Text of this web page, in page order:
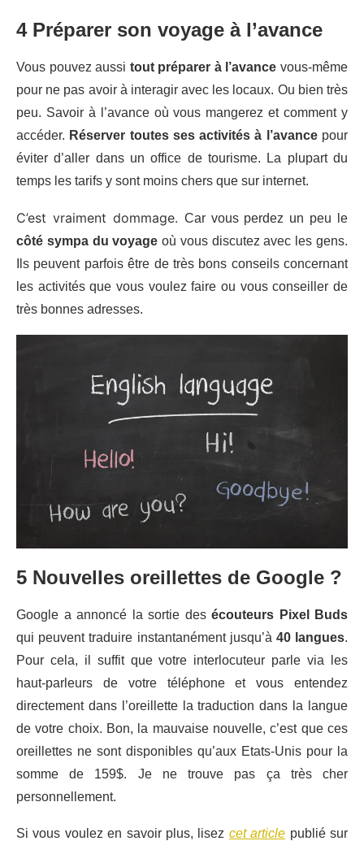
4 Préparer son voyage à l’avance
Vous pouvez aussi tout préparer à l’avance vous-même
pour ne pas avoir à interagir avec les locaux. Ou bien très
peu. Savoir à l’avance où vous mangerez et comment y
accéder. Réserver toutes ses activités à l’avancepour
éviter d’aller dans un office de tourisme. La plupart du
temps les tarifs y sont moins chers que sur internet.
C’est vraiment dommage. Car vous perdez un peu le
côté sympa du voyage où vous discutez avec les gens.
Ils peuvent parfois être de très bons conseils concernant
les activités que vous voulez faire ou vous conseiller de
très bonnes adresses.
5 Nouvelles oreillettes de Google ?
Google a annoncé la sortie des écouteurs Pixel Buds
qui peuvent traduire instantanément jusqu’à 40 langues.
Pour cela, il suffit que votre interlocuteur parle via les
haut-parleurs de votre téléphone et vous entendez
directement dans l’oreillette la traduction dans la langue
de votre choix. Bon, la mauvaise nouvelle, c’est que ces
oreillettes ne sont disponibles qu’aux Etats-Unis pour la
somme de 159$. Je ne trouve pas ça très cher
personnellement.
Si vous voulez en savoir plus, lisez cet article publié sur